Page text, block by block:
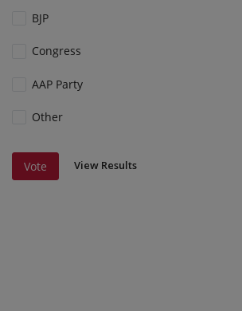
BJP
Congress
AAP Party
Other
Vote View Results